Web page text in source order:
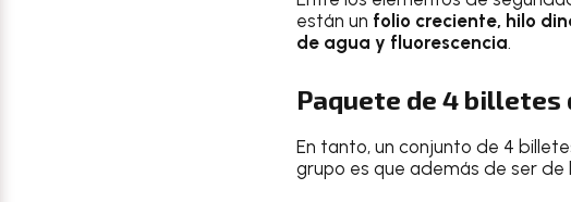
están un folio creciente, hilo
de agua y fluorescencia.
Paquete de 4 billetes
En tanto, un conjunto de 4
grupo es que además de ser de